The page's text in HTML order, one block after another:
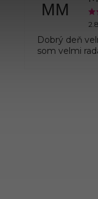
MM
Dobrý deň
som velmi